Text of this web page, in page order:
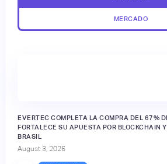
MERCADO
EVERTEC COMPLETA LA COMPRA DEL 67%
FORTALECE SU APUESTA POR BLOCKCHAIN
BRASIL
August 3, 2026